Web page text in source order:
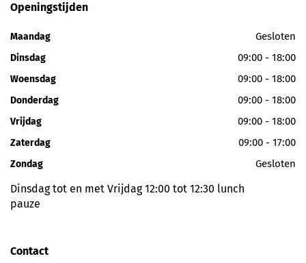
Openingstijden
Maandag Gesloten
Dinsdag 09:00 - 18:00
Woensdag 09:00 - 18:00
Donderdag 09:00 - 18:00
Vrijdag 09:00 - 18:00
Zaterdag 09:00 - 17:00
Zondag Gesloten
Dinsdag tot en met Vrijdag 12:00 tot 12:30 lunch
pauze
Contact